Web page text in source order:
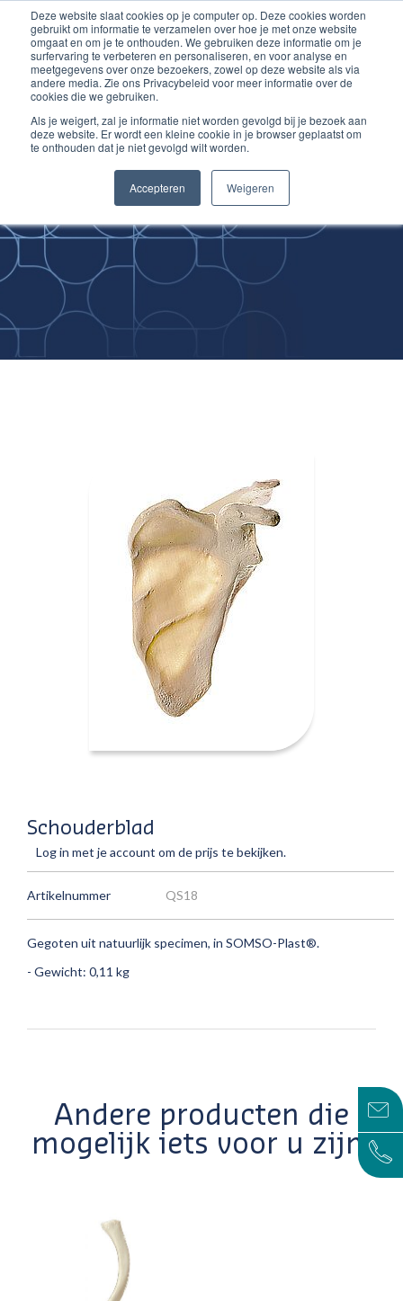
Deze website slaat cookies op je computer op. Deze cookies worden
gebruikt om informatie te verzamelen over hoe je met onze website
omgaat en om je te onthouden. We gebruiken deze informatie om je
surfervaring te verbeteren en personaliseren, en voor analyse en
meetgegevens over onze bezoekers, zowel op deze website als via
andere media. Zie ons Privacybeleid voor meer informatie over de
cookies die we gebruiken.
Als je weigert, zal je informatie niet worden gevolgd bij je bezoek aan
deze website. Er wordt een kleine cookie in je browser geplaatst om
te onthouden dat je niet gevolgd wilt worden.
Accepteren Weigeren
Inloggen account
Ga
naar
de
inhoud
Improving
Medical Skills
Schouderblad
Log in met je account om de prijs te bekijken.
Artikelnummer QS18
Gegoten uit natuurlijk specimen, in SOMSO-Plast®.
- Gewicht: 0,11 kg
Andere producten die
mogelijk iets voor u zijn!